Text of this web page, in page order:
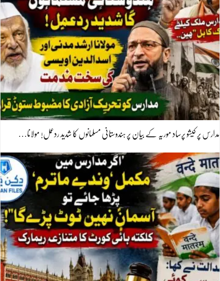
مدارس پر کیشو پرساد موریہ کے بیان پر ہندوستانی مسلمانوں کا شدید ردعمل! مولانا…